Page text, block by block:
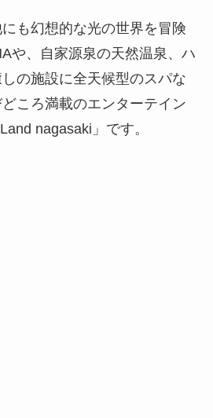
も幻想的な光の世界を冒険
や、自家源泉の天然温泉、ハ
の施設に全天候型のスパな
ころ満載のエンターテイン
nagasaki」です。